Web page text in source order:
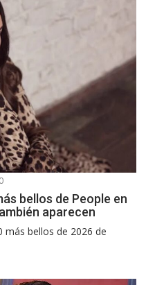
0
bellos de People en
aparecen
más bellos de 2026 de